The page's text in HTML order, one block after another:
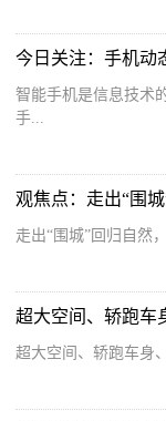
智能手机是信息技术
手...
走出“围城”回归自然
超大空间、轿跑车身